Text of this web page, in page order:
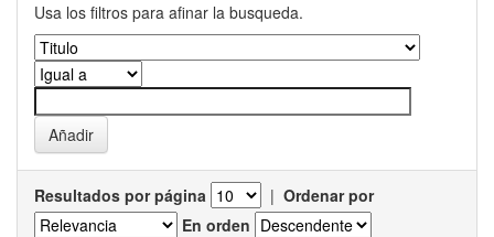
Usa los filtros para afinar la busqueda.
Resultados por página | Ordenar por
En orden